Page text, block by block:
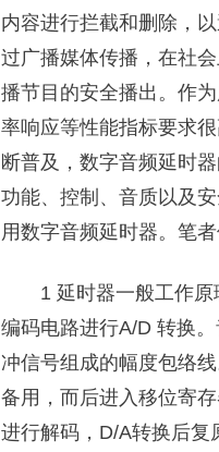
内容进行拦截和删除，
过广播媒体传播，在社
播节目的安全播出。作
率响应等性能指标要求
断普及，数字音频延时
功能、控制、音质以及
用数字音频延时器。笔
1 延时器一般工作
编码电路进行A/D 转换
冲信号组成的幅度包络
备用，而后进入移位寄
进行解码，D/A转换后复